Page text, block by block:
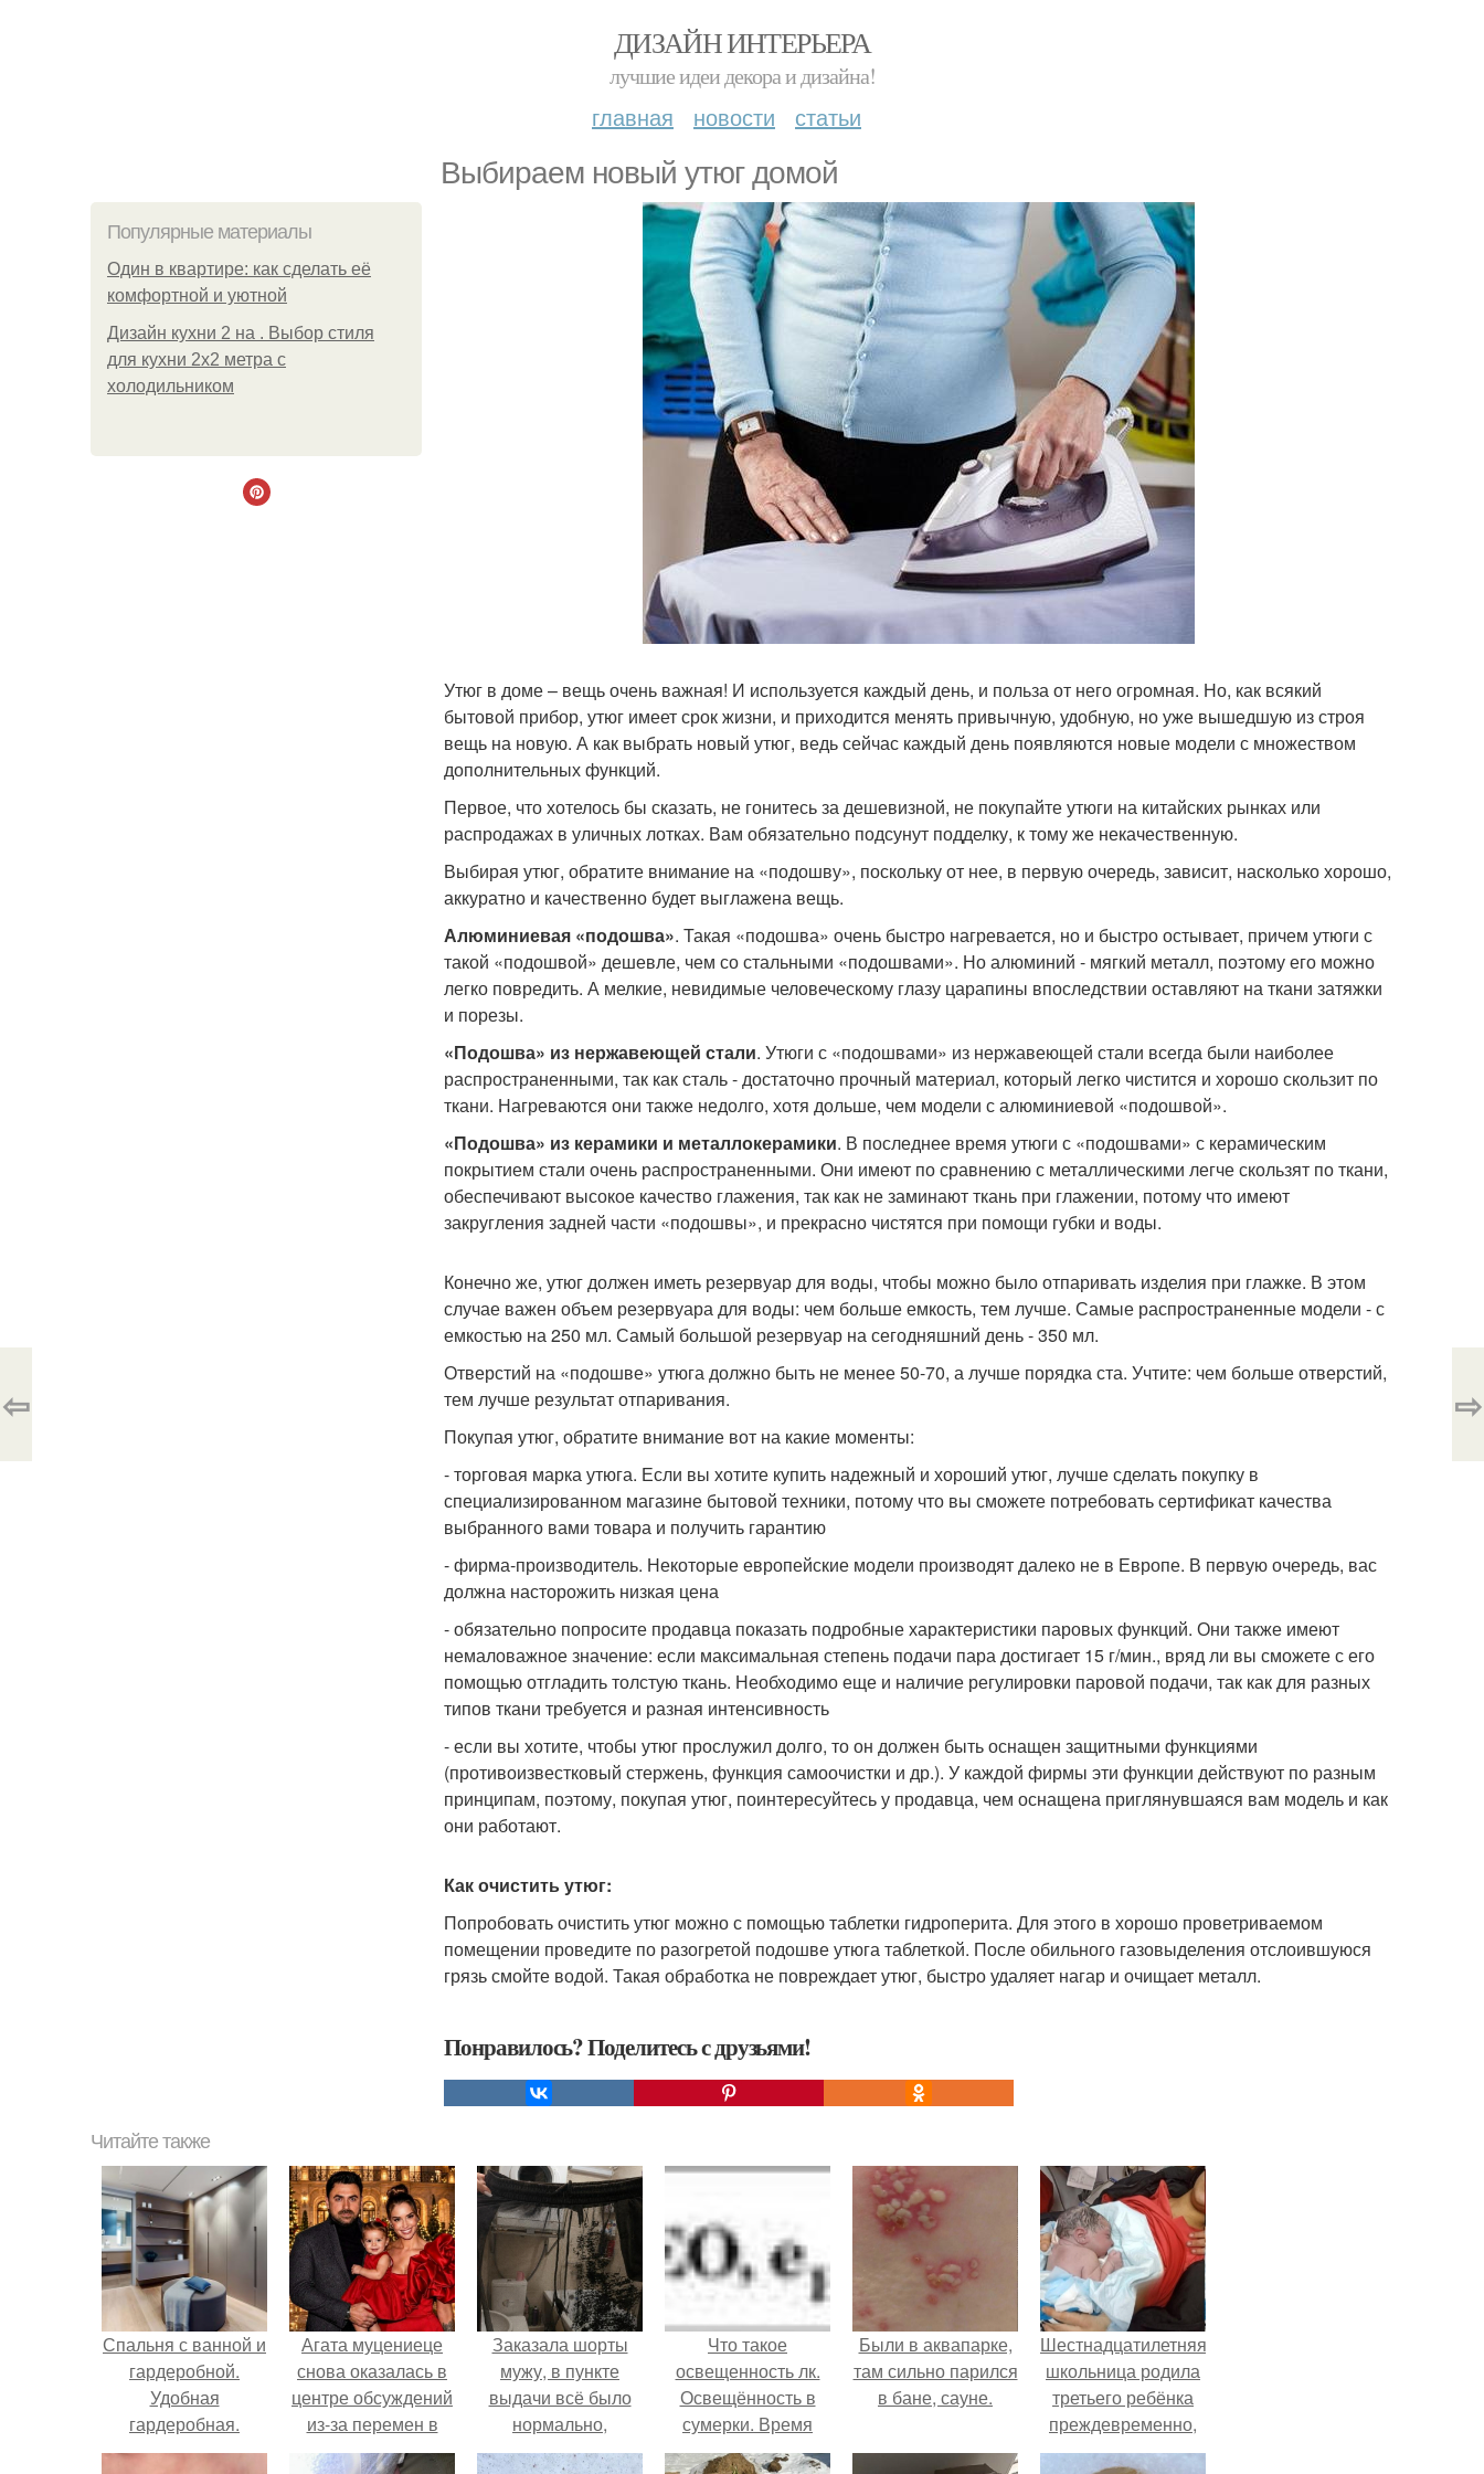
ДИЗАЙН ИНТЕРЬЕРА
лучшие идеи декора и дизайна!
главная новости статьи
Выбираем новый утюг домой
Популярные материалы
Один в квартире: как сделать её
комфортной и уютной
Дизайн кухни 2 на . Выбор стиля
для кухни 2х2 метра с
холодильником
Утюг в доме – вещь очень важная! И используется каждый день, и польза от него огромная. Но, как всякий
бытовой прибор, утюг имеет срок жизни, и приходится менять привычную, удобную, но уже вышедшую из строя
вещь на новую. А как выбрать новый утюг, ведь сейчас каждый день появляются новые модели с множеством
дополнительных функций.
Первое, что хотелось бы сказать, не гонитесь за дешевизной, не покупайте утюги на китайских рынках или
распродажах в уличных лотках. Вам обязательно подсунут подделку, к тому же некачественную.
Выбирая утюг, обратите внимание на «подошву», поскольку от нее, в первую очередь, зависит, насколько хорошо,
аккуратно и качественно будет выглажена вещь.
Алюминиевая «подошва». Такая «подошва» очень быстро нагревается, но и быстро остывает, причем утюги с
такой «подошвой» дешевле, чем со стальными «подошвами». Но алюминий - мягкий металл, поэтому его можно
легко повредить. А мелкие, невидимые человеческому глазу царапины впоследствии оставляют на ткани затяжки
и порезы.
«Подошва» из нержавеющей стали. Утюги с «подошвами» из нержавеющей стали всегда были наиболее
распространенными, так как сталь - достаточно прочный материал, который легко чистится и хорошо скользит по
ткани. Нагреваются они также недолго, хотя дольше, чем модели с алюминиевой «подошвой».
«Подошва» из керамики и металлокерамики. В последнее время утюги с «подошвами» с керамическим
покрытием стали очень распространенными. Они имеют по сравнению с металлическими легче скользят по ткани,
обеспечивают высокое качество глажения, так как не заминают ткань при глажении, потому что имеют
закругления задней части «подошвы», и прекрасно чистятся при помощи губки и воды.
Конечно же, утюг должен иметь резервуар для воды, чтобы можно было отпаривать изделия при глажке. В этом
случае важен объем резервуара для воды: чем больше емкость, тем лучше. Самые распространенные модели - с
емкостью на 250 мл. Самый большой резервуар на сегодняшний день - 350 мл.
Отверстий на «подошве» утюга должно быть не менее 50-70, а лучше порядка ста. Учтите: чем больше отверстий,
тем лучше результат отпаривания.
Покупая утюг, обратите внимание вот на какие моменты:
- торговая марка утюга. Если вы хотите купить надежный и хороший утюг, лучше сделать покупку в
специализированном магазине бытовой техники, потому что вы сможете потребовать сертификат качества
выбранного вами товара и получить гарантию
- фирма-производитель. Некоторые европейские модели производят далеко не в Европе. В первую очередь, вас
должна насторожить низкая цена
- обязательно попросите продавца показать подробные характеристики паровых функций. Они также имеют
немаловажное значение: если максимальная степень подачи пара достигает 15 г/мин., вряд ли вы сможете с его
помощью отгладить толстую ткань. Необходимо еще и наличие регулировки паровой подачи, так как для разных
типов ткани требуется и разная интенсивность
- если вы хотите, чтобы утюг прослужил долго, то он должен быть оснащен защитными функциями
(противоизвестковый стержень, функция самоочистки и др.). У каждой фирмы эти функции действуют по разным
принципам, поэтому, покупая утюг, поинтересуйтесь у продавца, чем оснащена приглянувшаяся вам модель и как
они работают.
Как очистить утюг:
Попробовать очистить утюг можно с помощью таблетки гидроперита. Для этого в хорошо проветриваемом
помещении проведите по разогретой подошве утюга таблеткой. После обильного газовыделения отслоившуюся
грязь смойте водой. Такая обработка не повреждает утюг, быстро удаляет нагар и очищает металл.
Понравилось? Поделитесь с друзьями!
⇦ ⇨
Читайте также
Спальня с ванной и
гардеробной.
Удобная
гардеробная.
Варианты
Агата муцениеце
снова оказалась в
центре обсуждений
из-за перемен в
личной жизни.
Заказала шорты
мужу, в пункте
выдачи всё было
нормально,
примерил все
Что такое
освещенность лк.
Освещённость в
сумерки. Время
изменения
Были в аквапарке,
там сильно парился
в бане, сауне.
Шестнадцатилетняя
школьница родила
третьего ребёнка
преждевременно,
прямо в машине